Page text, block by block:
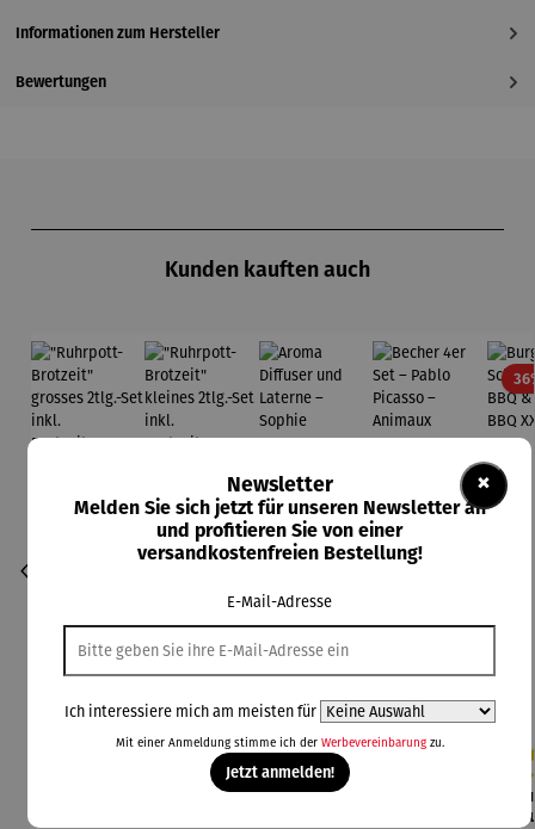
Informationen zum Hersteller
Bewertungen
Kunden kauften auch
"Ruhrpott-
Durchschnittliche Bewertung von 4
Aroma
×
Newsletter
Melden Sie sich jetzt für unseren Newsletter an
und profitieren Sie von einer
versandkostenfreien Bestellung!
E-Mail-Adresse
Ich interessiere mich am meisten für
Mit einer Anmeldung stimme ich der Werbevereinbarungzu.
Jetzt anmelden!